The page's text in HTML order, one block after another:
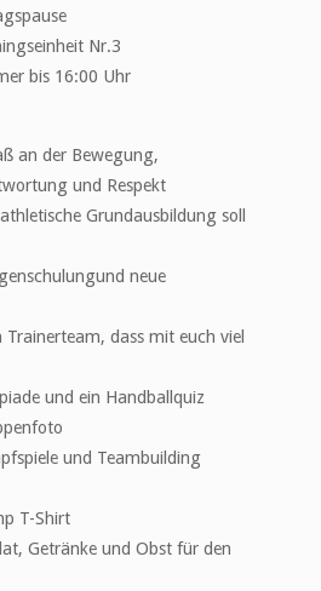
Nr.3
bis 16:00 Uhr
an der Bewegung,
und Respekt
Grundausbildung soll
neue
dass mit euch viel
und ein Handballquiz
und Teambuilding
T-Shirt
Getränke und Obst für den